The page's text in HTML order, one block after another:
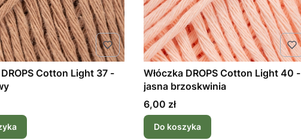
Cotton Light 37 -
Włóczka DROPS Cotton Light 40 -
jasna brzoskwinia
Cena
6,00 zł
Do koszyka